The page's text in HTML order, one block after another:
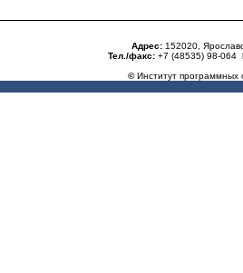
Адрес:152020,
Тел./факс:+7 (48535) 98-064
©Институт программных